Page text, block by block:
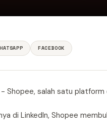
FACEBOOK
Shopee, salah satu
di LinkedIn, Shopee